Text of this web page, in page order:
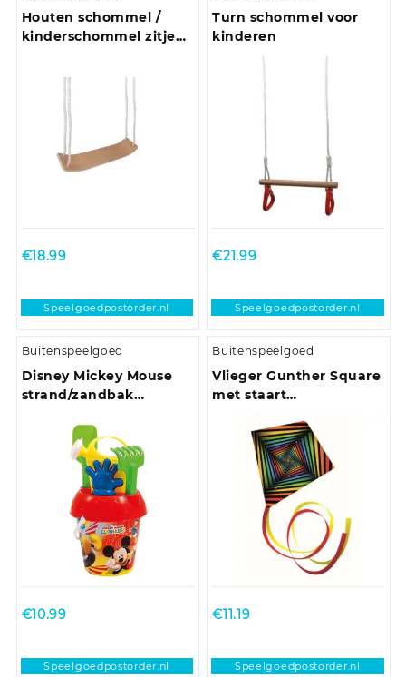
Houten schommel /
kinderschommel zitje
€18.99
Speelgoedpostorder.nl
Turn schommel voor
kinderen
€21.99
Speelgoedpostorder.nl
Buitenspeelgoed
Disney Mickey Mouse
strand/zandbak
€10.99
Speelgoedpostorder.nl
Buitenspeelgoed
Vlieger Gunther Square
met staart
70 cm
€11.19
Speelgoedpostorder.nl